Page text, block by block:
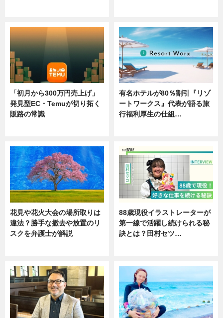
「初月から300万円売上げ」
発見型EC・Temuが切り拓く
販路の常識
有名ホテルが80％割引『リゾ
ートワークス』代表が語る旅
行福利厚生の仕組…
花見や花火大会の場所取りは
違法？勝手な撤去や放置のリ
スクを弁護士が解説
88歳現役イラストレーターが
第一線で活躍し続けられる秘
訣とは？田村セツ…